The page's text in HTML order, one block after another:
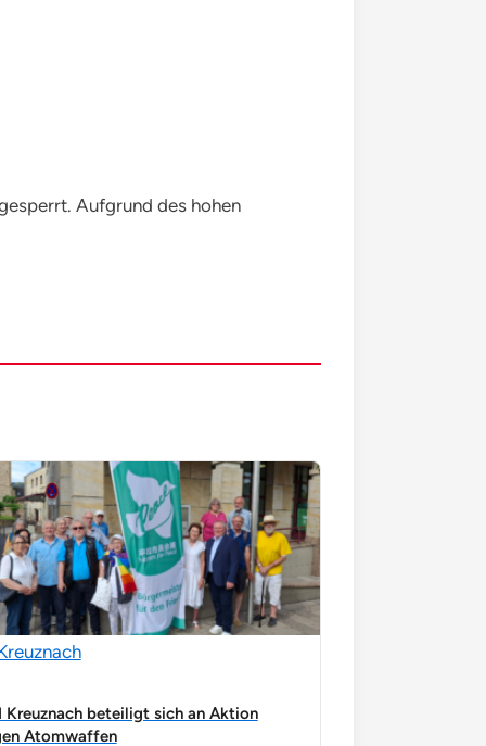
Aufgrund des hohen
Kreuznach beteiligt sich an Aktion
Atomwaffen